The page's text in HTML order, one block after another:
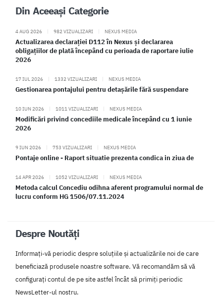
Din Aceeași Categorie
4 AUG 2026 | 982 VIZUALIZARI | NEXUS MEDIA
Actualizarea declarației D112 în Nexus și declararea
obligațiilor de plată începând cu perioada de raportare iulie
2026
17 IUL 2026 | 1332 VIZUALIZARI | NEXUS MEDIA
Gestionarea pontajului pentru detașările fără suspendare
10 IUN 2026 | 1011 VIZUALIZARI | NEXUS MEDIA
Modificări privind concediile medicale începând cu 1 iunie
2026
9 IUN 2026 | 753 VIZUALIZARI | NEXUS MEDIA
Pontaje online - Raport situatie prezenta condica in ziua de
14 APR 2026 | 1052 VIZUALIZARI | NEXUS MEDIA
Metoda calcul Concediu odihna aferent programului normal de
lucru conform HG 1506/07.11.2024
Despre Noutăți
Informați-vă periodic despre soluțiile și actualizările noi de care
beneficiază produsele noastre software. Vă recomandăm să vă
configurați contul de pe site astfel încât să primiți periodic
NewsLetter-ul nostru.